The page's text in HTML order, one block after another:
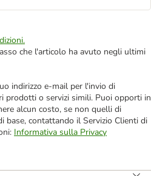
che l'articolo ha avuto negli ultimi
indirizzo e-mail per l'invio di
prodotti o servizi simili. Puoi opporti in
alcun costo, se non quelli di
base, contattando il Servizio Clienti di
Informativa sulla Privacy